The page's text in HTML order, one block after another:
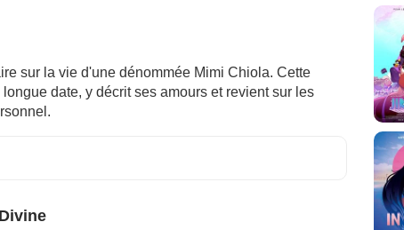
sur la vie d'une dénommée Mimi Chiola. Cette
date, y décrit ses amours et revient sur les